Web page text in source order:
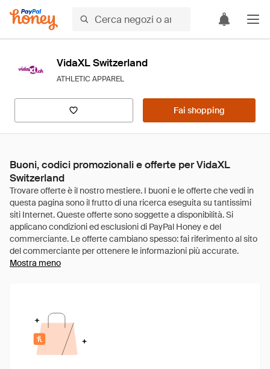
VidaXL Switzerland
ATHLETIC APPAREL
Fai shopping
Buoni, codici promozionali e offerte per VidaXL
Switzerland
Mostra meno